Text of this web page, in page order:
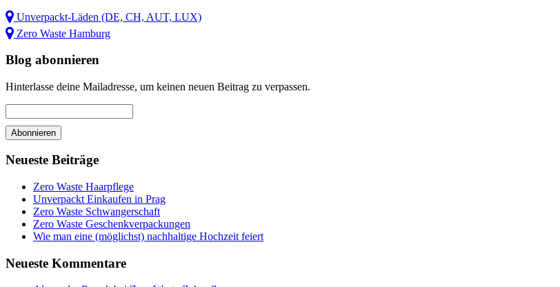
Unverpackt-Läden (DE, CH, AUT, LUX)
Zero Waste Hamburg
Blog abonnieren
Hinterlasse deine Mailadresse, um keinen neuen Beitrag zu verpassen.
Neueste Beiträge
Zero Waste Haarpflege
Unverpackt Einkaufen in Prag
Zero Waste Schwangerschaft
Zero Waste Geschenkverpackungen
Wie man eine (möglichst) nachhaltige Hochzeit feiert
Neueste Kommentare